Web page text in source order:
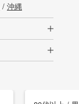
/ 沖縄